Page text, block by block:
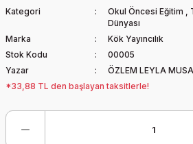
Kategori Okul Öncesi Eğitim ,
Dünyası
Marka
Kök Yayıncılık
Stok Kodu
00005
Yazar
ÖZLEM LEYLA
*33,88 TL den başlayan taksitlerle!